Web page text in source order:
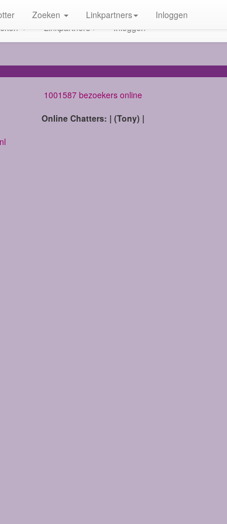
Linkpartners Inloggen
Zoeken Linkpartners Inloggen
1001587 bezoekers online
Online Chatters: | (Tony) |